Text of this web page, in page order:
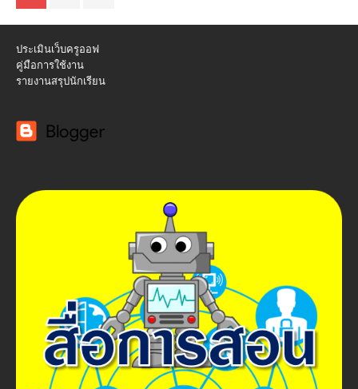
ประเมินเว็บครูออฟ
คู่มือการใช้งาน
รายงานสรุปนักเรียน